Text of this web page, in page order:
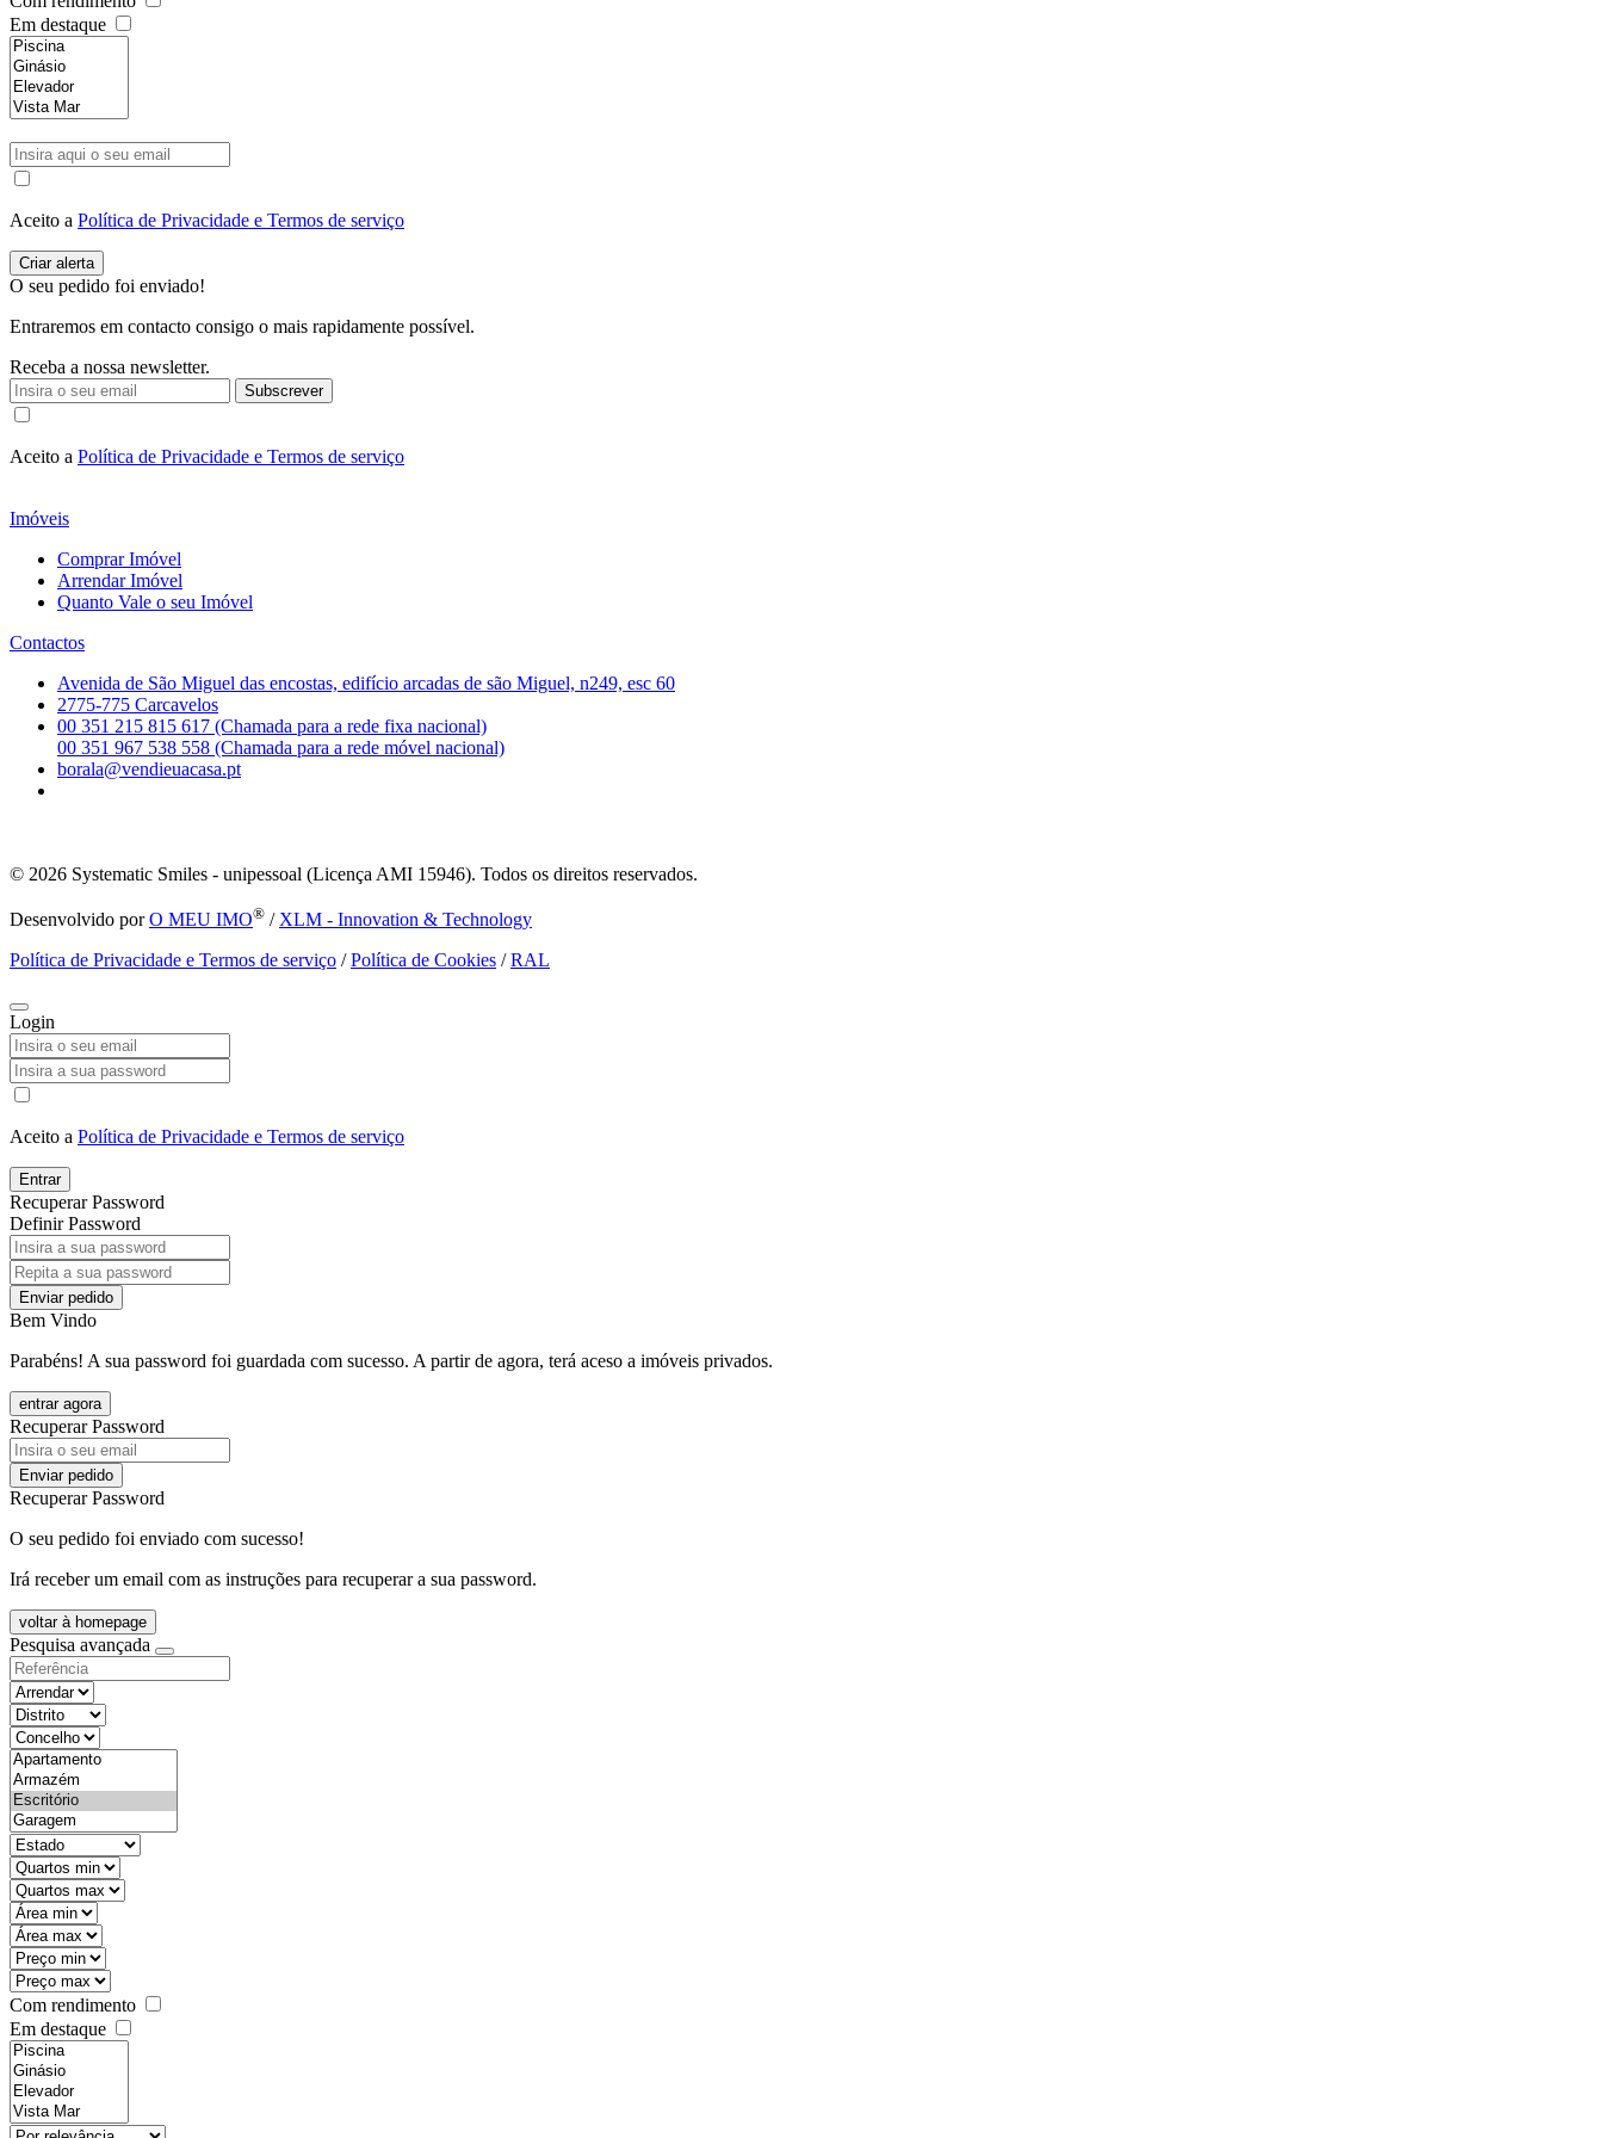
Em destaque
Aceito a Política de Privacidade e Termos de serviço
O seu pedido foi enviado!
Entraremos em contacto consigo o mais rapidamente possível.
Receba a nossa newsletter.
Subscrever
Aceito a Política de Privacidade e Termos de serviço
Imóveis
Comprar Imóvel
Arrendar Imóvel
Quanto Vale o seu Imóvel
Contactos
Avenida de São Miguel das encostas, edifício arcadas de são Miguel, n249, esc 60
2775-775 Carcavelos
00 351 215 815 617 (Chamada para a rede fixa nacional)
00 351 967 538 558 (Chamada para a rede móvel nacional)
borala@vendieuacasa.pt
© 2026 Systematic Smiles - unipessoal (Licença AMI 15946). Todos os direitos reservados.
Desenvolvido porO MEU IMO® / XLM - Innovation & Technology
Política de Privacidade e Termos de serviço /Política de Cookies /RAL
Login
Aceito a Política de Privacidade e Termos de serviço
Entrar
Recuperar Password
Definir Password
Enviar pedido
Bem Vindo
Parabéns! A sua password foi guardada com sucesso. A partir de agora, terá aceso a imóveis privados.
entrar agora
Recuperar Password
Enviar pedido
Recuperar Password
O seu pedido foi enviado com sucesso!
Irá receber um email com as instruções para recuperar a sua password.
voltar à homepage
Pesquisa avançada
objective
districtId
countyId
types
state
mintypo
maxtypo
minarea
maxarea
minprice
maxprice
Com rendimento
Em destaque
features